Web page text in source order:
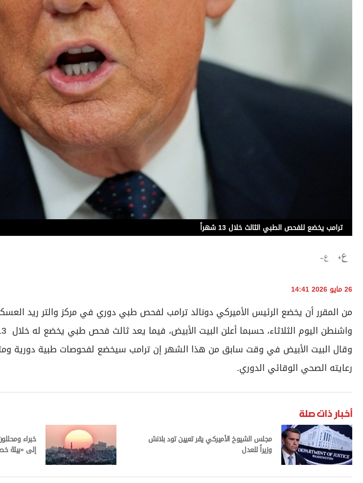
الأحوال الجوية
ترامب يخضع للفحص الطبي الثالث خلال 13 شهراً
26 مايو 2026 14:41
من المقرر أن يخضع الرئيس الأميركي دونالد ترامب لفحص طبي دوري في مركز والتر ريد
واشنطن اليوم الثلاثاء، حسبما أعلن البيت الأبيض، فيما يعد ثالث فحص طبي يخضع له خلال 13 شهراً.
وقال البيت الأبيض في وقت سابق من هذا الشهر إن ترامب سيخضع لفحوصات طبية دورية
رعايته الصحي الوقائي الدوري.
أخبار ذات صلة
مجلس الشيوخ الأميركي يقر تعيين تود بلانش
وزيراً للعدل
خبراء
إلى «بيئة